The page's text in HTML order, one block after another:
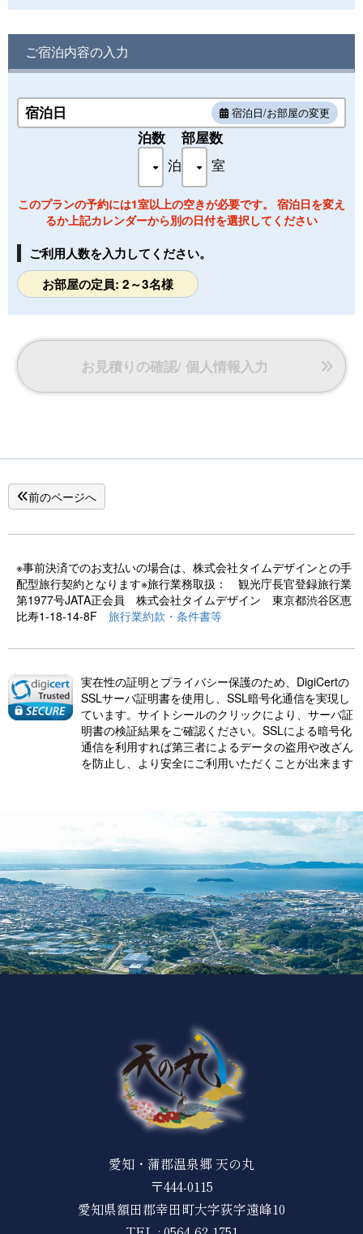
◆2022年4月より『プラスチック資源循環促進法』という法
律が施行されます◆
お部屋のアメニティはタオル、バスタオルのご用意のみとな
ご不明な点は、お問い合わせくださいませ。
※お部屋のご指定は別途有料となりますのでご連絡下さいま
（状況によりご希望に添えない場合もございます）
ご宿泊内容の入力
宿泊日 宿泊日/お部屋の変更
泊数
泊
部屋数
室
このプランの予約には1室以上の空きが必要です。 宿泊日を変え
るか上記カレンダーから別の日付を選択してください
ご利用人数を入力してください。
お部屋の定員: 2～3名様
お見積りの確認/ 個人情報入力
前のページへ
※事前決済でのお支払いの場合は、株式会社タイムデザインとの手
配型旅行契約となります※旅行業務取扱： 観光庁長官登録旅行業
第1977号JATA正会員 株式会社タイムデザイン 東京都渋谷区恵
比寿1-18-14-8F 旅行業約款・条件書等
実在性の証明とプライバシー保護のため、DigiCertの
SSLサーバ証明書を使用し、SSL暗号化通信を実現し
ています。サイトシールのクリックにより、サーバ証
明書の検証結果をご確認ください。SSLによる暗号化
通信を利用すれば第三者によるデータの盗用や改ざん
を防止し、より安全にご利用いただくことが出来ます
愛知・蒲郡温泉郷 天の丸
〒444-0115
愛知県額田郡幸田町大字荻字遠峰10